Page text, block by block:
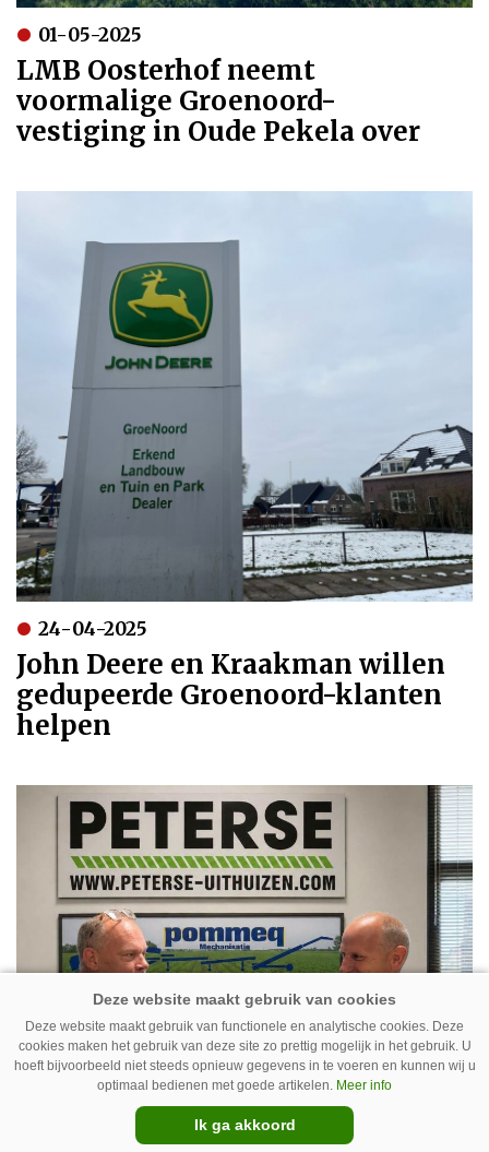
01-05-2025
LMB Oosterhof neemt
voormalige Groenoord-
vestiging in Oude Pekela over
24-04-2025
John Deere en Kraakman willen
gedupeerde Groenoord-klanten
helpen
Deze website maakt gebruik van functionele en analytische cookies. Deze
cookies maken het gebruik van deze site zo prettig mogelijk in het gebruik. U
hoeft bijvoorbeeld niet steeds opnieuw gegevens in te voeren en kunnen wij u
optimaal bedienen met goede artikelen. Meer info
Ik ga akkoord